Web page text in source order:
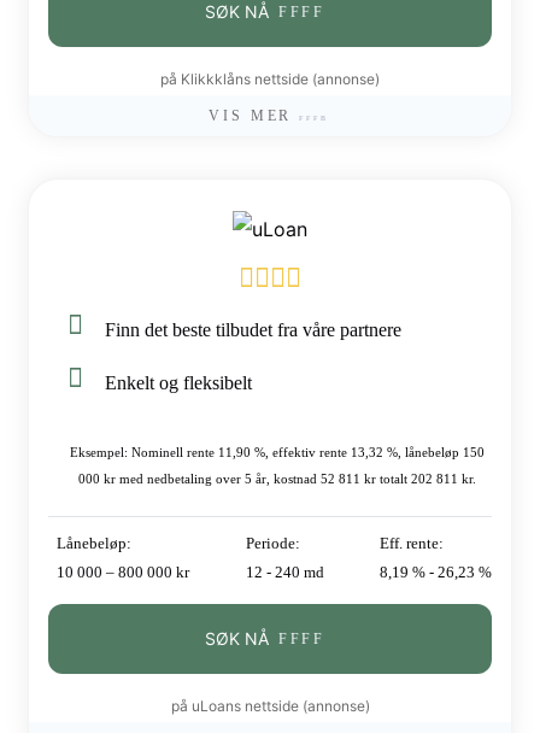
SØK NÅ
på Klikkklåns nettside (annonse)
VIS MER
Finn det beste tilbudet fra våre partnere
Enkelt og fleksibelt
Eksempel: Nominell rente 11,90 %, effektiv rente 13,32 %, lånebeløp 150
000 kr med nedbetaling over 5 år, kostnad 52 811 kr totalt 202 811 kr.
Lånebeløp:
10 000 – 800 000 kr
Periode:
12 - 240 md
Eff. rente:
8,19 % - 26,23 %
SØK NÅ
på uLoans nettside (annonse)